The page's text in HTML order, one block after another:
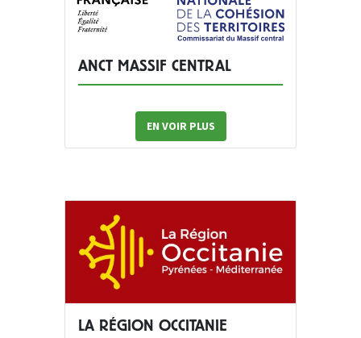
ANCT MASSIF CENTRAL
EN VOIR PLUS
LA RÉGION OCCITANIE